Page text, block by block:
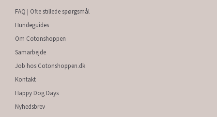
FAQ | Ofte stillede spørgsmål
Hundeguides
Om Cotonshoppen
Samarbejde
Job hos Cotonshoppen.dk
Kontakt
Happy Dog Days
Nyhedsbrev